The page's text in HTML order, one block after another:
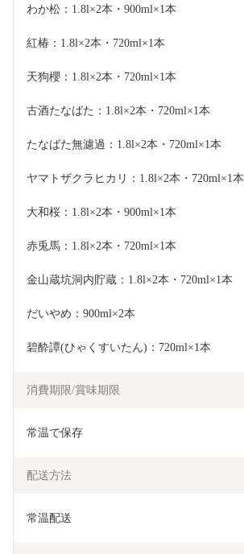
わか松：1.8l×2本・900ml×1本
紅椿：1.8l×2本・720ml×1本
天狗櫻：1.8l×2本・720ml×1本
古酒たなばた：1.8l×2本・720ml×1本
たなばた無濾過：1.8l×2本・720ml×1本
ヤマトザクラヒカリ：1.8l×2本・720ml×1本
大和桜：1.8l×2本・900ml×1本
赤兎馬：1.8l×2本・720ml×1本
金山蔵坑洞内貯蔵：1.8l×2本・720ml×1本
だいやめ：900ml×2本
碧酔譚(ひゃくすいたん)：720ml×1本
消費期限/賞味期限
常温で保存
配送方法
常温配送